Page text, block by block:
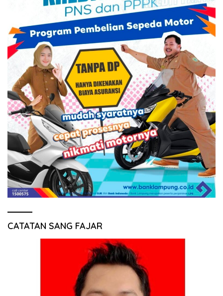
CATATAN SANG FAJAR